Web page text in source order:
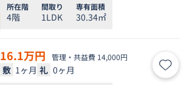
所在階
4階
間取り
1LDK
専有面積
30.34㎡
16.1万円 管理・共益費 14,000円
敷 1ヶ月 礼 0ヶ月 お気